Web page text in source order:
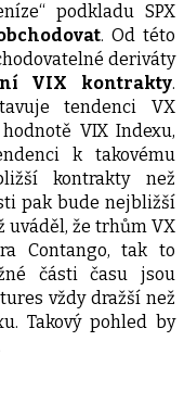
podkladu SPX
. Od této
deriváty
VIX kontrakty.
tendenci VX
VIX Indexu,
k takovému
kontrakty než
pak bude nejbližší
uváděl, že trhům VX
Contango, tak to
části času jsou
vždy dražší než
Takový pohled by